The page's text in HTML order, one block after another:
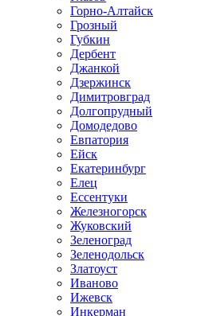
Горно-Алтайск
Грозный
Губкин
Дербент
Джанкой
Дзержинск
Димитровград
Долгопрудный
Домодедово
Евпатория
Ейск
Екатеринбург
Елец
Ессентуки
Железногорск
Жуковский
Зеленоград
Зеленодольск
Златоуст
Иваново
Ижевск
Инкерман